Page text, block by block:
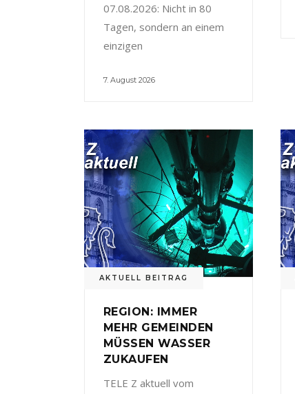
07.08.2026: Nicht in 80
Tagen, sondern an einem
einzigen
7. August 2026
AKTUELL BEITRAG
REGION: IMMER
MEHR GEMEINDEN
MÜSSEN WASSER
ZUKAUFEN
TELE Z aktuell vom